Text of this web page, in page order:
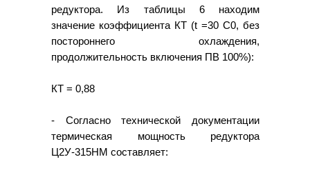
редуктора. Из таблицы 6 находим
значение коэффициента КТ (t =30 С0, без
постороннего охлаждения,
продолжительность включения ПВ 100%):
КТ = 0,88
- Согласно технической документации
термическая мощность редуктора
Ц2У-315НМ составляет: